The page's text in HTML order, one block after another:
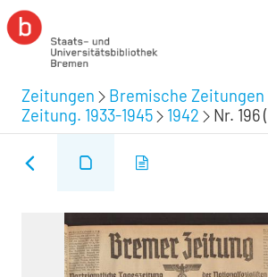
Zeitungen Bremische Zeitungen
Zeitung. 1933-1945
1942 Nr. 196